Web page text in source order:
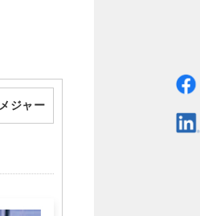
ジャー